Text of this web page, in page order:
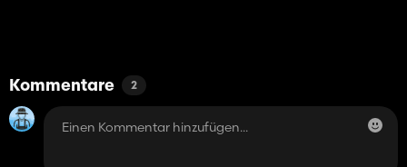
Kommentare 2